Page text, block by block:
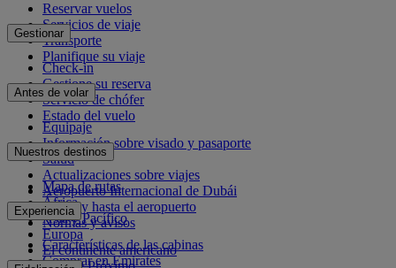
Reservar vuelos
Servicios de viaje
Transporte
Planifique su viaje
Gestionar
Check-in
Gestione su reserva
Servicio de chófer
Estado del vuelo
Antes de volar
Equipaje
Información sobre visado y pasaporte
Salud
Actualizaciones sobre viajes
Aeropuerto Internacional de Dubái
Desde y hasta el aeropuerto
Normas y avisos
Nuestros destinos
Mapa de rutas
África
Asia y Pacífico
Europa
El continente americano
Experiencia
Características de las cabinas
Comprar en Emirates